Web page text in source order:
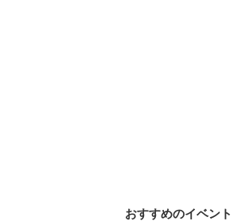
おすすめのイベント